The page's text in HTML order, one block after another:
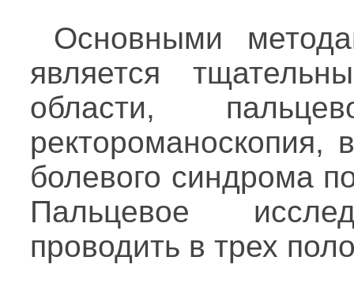
Основными
является
области,
ректороманоскопия,
болевого синдрома
Пальцевое
проводить в трех